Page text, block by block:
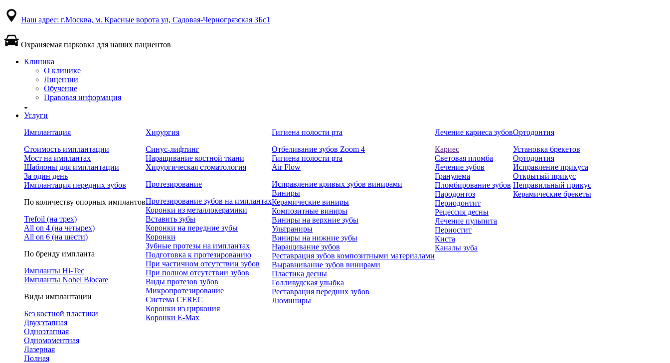
Наш адрес: г.Москва, м. Красные ворота ул, Садовая-Черногрязская 3Бс1
Охраняемая парковка для наших пациентов
Клиника
О клинике
Лицензии
Обучение
Правовая информация
Услуги
Имплантация
Стоимость имплантации
Мост на имплантах
Шаблоны для имплантации
За один день
Имплантация передних зубов
По количеству опорных имплантов
Trefoil (на трех)
All on 4 (на четырех)
All on 6 (на шести)
По бренду импланта
Импланты Hi-Tec
Импланты Nobel Biocare
Виды имплантации
Без костной пластики
Двухэтапная
Одноэтапная
Одномоментная
Лазерная
Полная
Хирургия
Синус-лифтинг
Наращивание костной ткани
Хирургическая стоматология
Протезирование
Протезирование зубов на имплантах
Коронки из металлокерамики
Вставить зубы
Коронки на передние зубы
Коронки
Зубные протезы на имплантах
Подготовка к протезированию
При частичном отсутствии зубов
При полном отсутствии зубов
Виды протезов зубов
Микропротезирование
Система CEREC
Коронки из циркония
Коронки E-Max
Гигиена полости рта
Отбеливание зубов Zoom 4
Гигиена полости рта
Air Flow
Исправление кривых зубов винирами
Виниры
Керамические виниры
Композитные виниры
Виниры на верхние зубы
Ультраниры
Виниры на нижние зубы
Наращивание зубов
Реставрация зубов композитными материалами
Выравнивание зубов винирами
Пластика десны
Голливудская улыбка
Реставрация передних зубов
Люминиры
Лечение кариеса зубов
Кариес
Световая пломба
Лечение зубов
Гранулема
Пломбирование зубов
Пародонтоз
Периодонтит
Рецессия десны
Лечение пульпита
Периостит
Киста
Каналы зуба
Ортодонтия
Установка брекетов
Ортодонтия
Исправление прикуса
Открытый прикус
Неправильный прикус
Керамические брекеты